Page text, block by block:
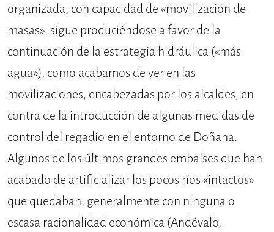
organizada, con capacidad de «movilización de
masas», sigue produciéndose a favor de la
continuación de la estrategia hidráulica («más
agua»), como acabamos de ver en las
movilizaciones, encabezadas por los alcaldes, en
contra de la introducción de algunas medidas de
control del regadío en el entorno de Doñana.
Algunos de los últimos grandes embalses que han
acabado de artificializar los pocos ríos «intactos»
que quedaban, generalmente con ninguna o
escasa racionalidad económica (Andévalo,